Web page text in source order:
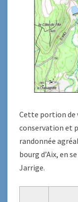
Cette portion de
conservation et
randonnée
bourg d’Aix, en
Jarrige.